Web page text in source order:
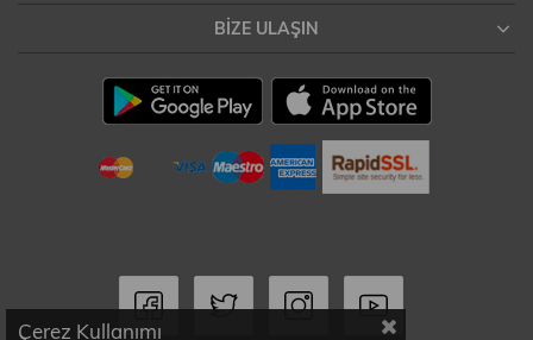
BIZE ULAŞIN
Çerez Kullanımı